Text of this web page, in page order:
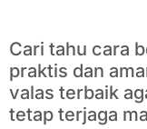
Cari tahu cara
praktis dan
valas terbaik
tetap terjaga